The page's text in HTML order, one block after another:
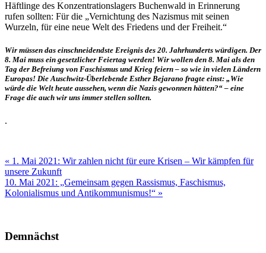
Häftlinge des Konzentrationslagers Buchenwald in Erinnerung
rufen sollten: Für die „Vernichtung des Nazismus mit seinen
Wurzeln, für eine neue Welt des Friedens und der Freiheit.“
Wir müssen das einschneidendste Ereignis des 20. Jahrhunderts würdigen. Der
8. Mai muss ein gesetzlicher Feiertag werden! Wir wollen den 8. Mai als den
Tag der Befreiung von Faschismus und Krieg feiern – so wie in vielen Ländern
Europas! Die Auschwitz-Überlebende Esther Bejarano fragte einst: „Wie
würde die Welt heute aussehen, wenn die Nazis gewonnen hätten?“ – eine
Frage die auch wir uns immer stellen sollten.
.
Beitragsnavigation
« 1. Mai 2021: Wir zahlen nicht für eure Krisen – Wir kämpfen für
unsere Zukunft
10. Mai 2021: „Gemeinsam gegen Rassismus, Faschismus,
Kolonialismus und Antikommunismus!“ »
Demnächst